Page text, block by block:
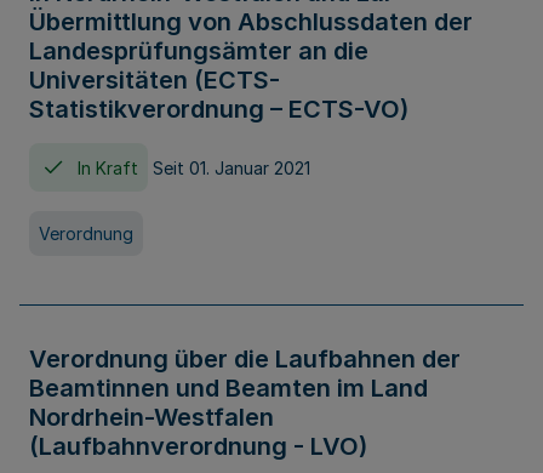
Übermittlung von Abschlussdaten der
Landesprüfungsämter an die
Universitäten (ECTS-
Statistikverordnung – ECTS-VO)
In Kraft Seit 01. Januar 2021
Verordnung
Verordnung über die Laufbahnen der
Beamtinnen und Beamten im Land
Nordrhein-Westfalen
(Laufbahnverordnung - LVO)